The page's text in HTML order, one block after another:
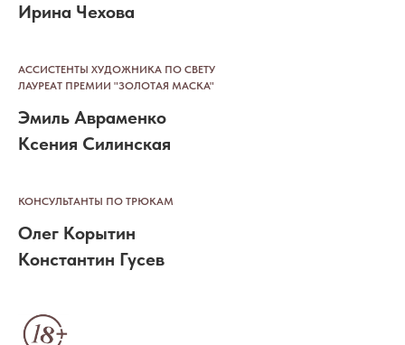
Ирина Чехова
АССИСТЕНТЫ ХУДОЖНИКА ПО СВЕТУ
ЛАУРЕАТ ПРЕМИИ "ЗОЛОТАЯ МАСКА"
Эмиль Авраменко
Ксения Силинская
КОНСУЛЬТАНТЫ ПО ТРЮКАМ
Олег Корытин
Константин Гусев